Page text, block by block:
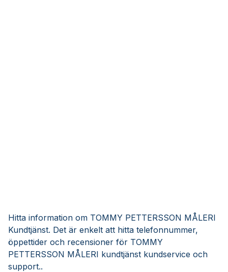
Hitta information om TOMMY PETTERSSON MÅLERI
Kundtjänst. Det är enkelt att hitta telefonnummer,
öppettider och recensioner för TOMMY
PETTERSSON MÅLERI kundtjänst kundservice och
support..